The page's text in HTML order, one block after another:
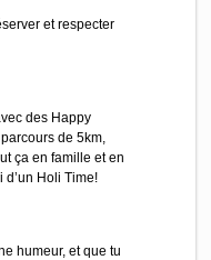
et respecter
des Happy
de 5km,
ça en famille et en
Holi Time!
humeur, et que tu